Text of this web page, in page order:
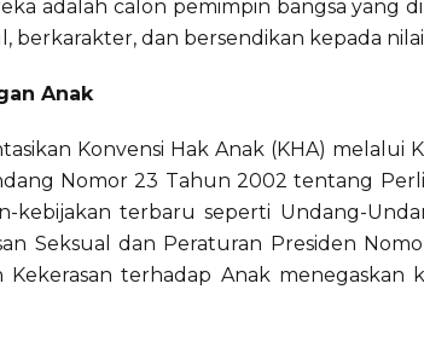
adalah calon pemimpin bangsa yang
berkarakter, dan bersendikan kepada
Anak
Konvensi Hak Anak (KHA) melalui
Nomor 23 Tahun 2002 tentang
kebijakan terbaru seperti Undang-
Seksual dan Peraturan Presiden
Kekerasan terhadap Anak menegaskan